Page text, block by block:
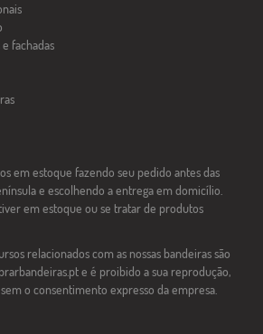
fachadas
em estoque fazendo seu pedido antes das
e escolhendo a entrega em domicílio.
em estoque ou se tratar de produtos
relacionados com as nossas bandeiras são
e é proibido a sua reprodução,
o consentimento expresso da empresa.